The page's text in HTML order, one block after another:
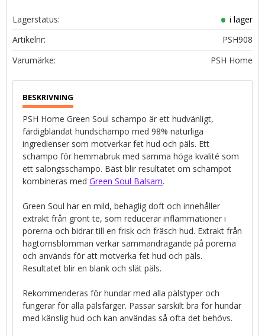
Lagerstatus
i lager
Artikelnr
PSH908
PSH Home
PSH Home Green Soul schampo är ett hudvänligt,
färdigblandat hundschampo med 98% naturliga
ingredienser som motverkar fet hud och päls. Ett
schampo för hemmabruk med samma höga kvalité som
ett salongsschampo. Bäst blir resultatet om schampot
kombineras med Green Soul Balsam.
Green Soul har en mild, behaglig doft och innehåller
extrakt från grönt te, som reducerar inflammationer i
porerna och bidrar till en frisk och fräsch hud. Extrakt från
hagtornsblomman verkar sammandragande på porerna
och används för att motverka fet hud och päls.
Resultatet blir en blank och slät päls.
Rekommenderas för hundar med alla pälstyper och
fungerar för alla pälsfärger. Passar särskilt bra för hundar
med känslig hud och kan användas så ofta det behövs.